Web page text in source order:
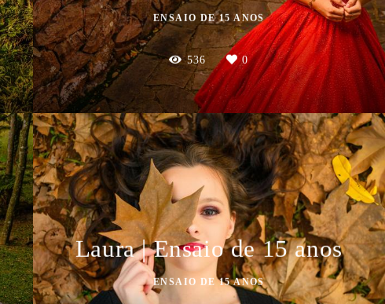
ENSAIO DE 15 ANOS
536 0
Laura | Ensaio de 15 anos
ENSAIO DE 15 ANOS